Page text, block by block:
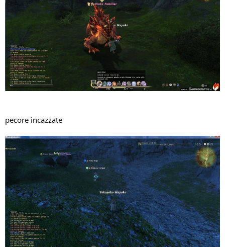
pecore incazzate